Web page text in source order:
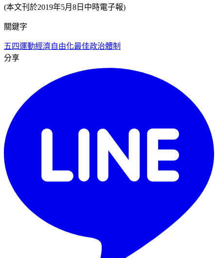
(本文刊於2019年5月8日中時電子報)
關鍵字
五四運動經濟自由化最佳政治體制
分享